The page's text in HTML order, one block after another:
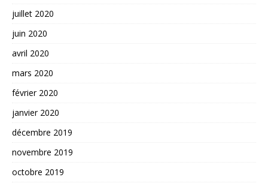
juillet 2020
juin 2020
avril 2020
mars 2020
février 2020
janvier 2020
décembre 2019
novembre 2019
octobre 2019